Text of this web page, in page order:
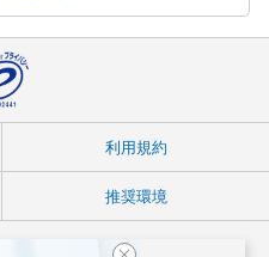
利用規約
推奨環境